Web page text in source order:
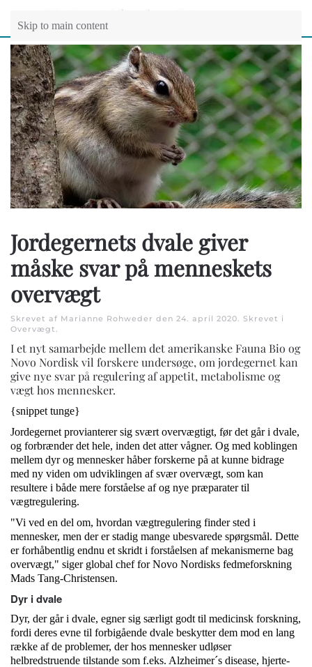
Skip to main content
Jordegernets dvale giver
måske svar på menneskets
overvægt
Skrevet af Marianne Rohweder den 24. april 2020 . Skrevet i
Overvægt
I et nyt samarbejde mellem det amerikanske Fauna Bio og
Novo Nordisk vil forskere undersøge, om jordegernet kan
give nye svar på regulering af appetit, metabolisme og
vægt hos mennesker.
{snippet tunge}
Jordegernet provianterer sig svært overvægtigt, før det går i dvale,
og forbrænder det hele, inden det atter vågner. Og med koblingen
mellem dyr og mennesker håber forskerne på at kunne bidrage
med ny viden om udviklingen af svær overvægt, som kan
resultere i både mere forståelse af og nye præparater til
vægtregulering.
"Vi ved en del om, hvordan vægtregulering finder sted i
mennesker, men der er stadig mange ubesvarede spørgsmål. Dette
er forhåbentlig endnu et skridt i forståelsen af mekanismerne bag
overvægt," siger global chef for Novo Nordisks fedmeforskning
Mads Tang-Christensen.
Dyr i dvale
Dyr, der går i dvale, egner sig særligt godt til medicinsk forskning,
fordi deres evne til forbigående dvale beskytter dem mod en lang
række af de problemer, der hos mennesker udløser
helbredstruende tilstande som f.eks. Alzheimer´s disease, hjerte-